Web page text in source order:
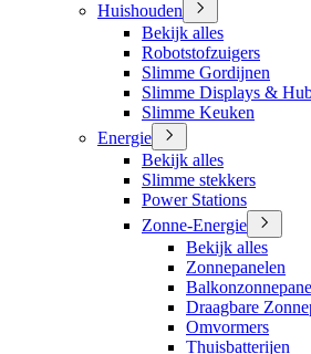
Huishouden
Bekijk alles
Robotstofzuigers
Slimme Gordijnen
Slimme Displays &
Slimme Keuken
Energie
Bekijk alles
Slimme stekkers
Power Stations
Zonne-Energie
Bekijk alles
Zonnepanelen
Draagbare
Omvormers
Thuisbatterijen